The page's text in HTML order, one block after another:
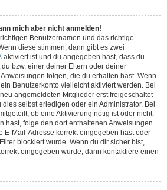
mich aber nicht anmelden!
Benutzernamen und das richtige
diese stimmen, dann gibt es zwei
aktiviert ist und du angegeben hast, dass du
bzw. einer deiner Eltern oder deiner
folgen, die du erhalten hast. Wenn
Benutzerkonto vielleicht aktiviert werden. Bei
angemeldeten Mitglieder erst freigeschaltet
selbst erledigen oder ein Administrator. Bei
ob eine Aktivierung nötig ist oder nicht.
hast, folge den dort enthaltenen Anweisungen.
E-Mail-Adresse korrekt eingegeben hast oder
blockiert wurde. Wenn du dir sicher bist,
eingegeben wurde, dann kontaktiere einen